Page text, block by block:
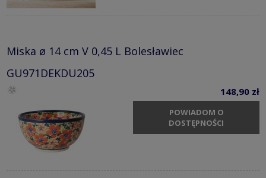
Miska ø 14 cm V 0,45 L Bolesławiec
GU971DEKDU205
148,90 zł
POWIADOM O
DOSTĘPNOŚCI